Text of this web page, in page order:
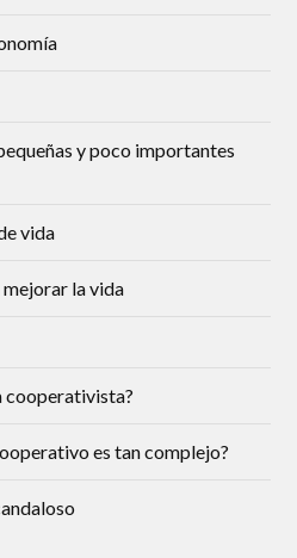
y poco importantes
vida
la vida
cooperativista?
es tan complejo?